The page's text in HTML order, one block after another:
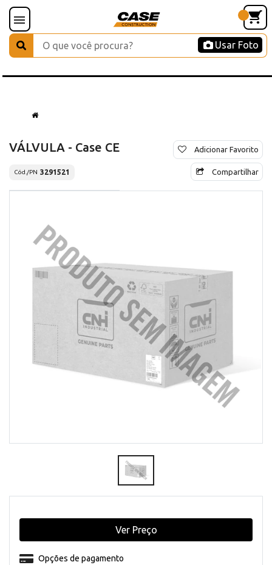
Usar Foto
VÁLVULA - Case CE
Cód./PN 3291521
Adicionar Favorito
Compartilhar
Opções de pagamento
Ver Preço